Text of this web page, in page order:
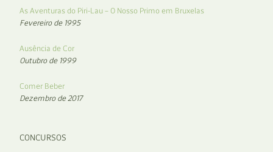
As Aventuras do Piri-Lau – O Nosso Primo em Bruxelas
Fevereiro de 1995
Ausência de Cor
Outubro de 1999
Comer Beber
Dezembro de 2017
CONCURSOS